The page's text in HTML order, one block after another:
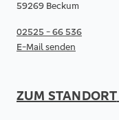
59269 Beckum
02525 - 66 536
E-Mail senden
ZUM STANDORT